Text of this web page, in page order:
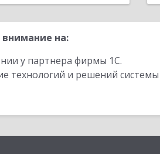
на:
у партнера фирмы 1С.
технологий и решений